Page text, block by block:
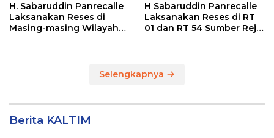
H. Sabaruddin Panrecalle
Laksanakan Reses di
Masing-masing Wilayah
H Sabaruddin Panrecalle
Laksanakan Reses di RT
01 dan RT 54 Sumber Rejo
Selengkapnya
Berita KALTIM